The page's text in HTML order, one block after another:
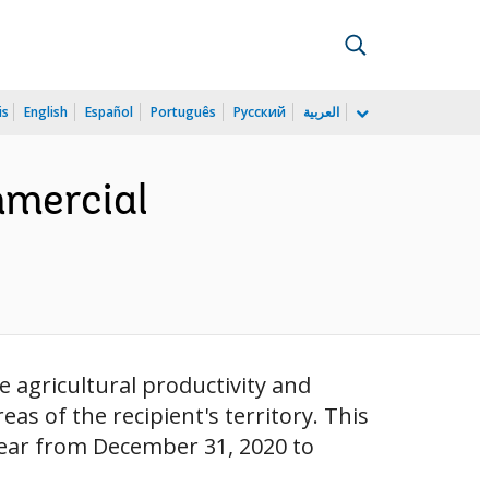
English Español Português Русский العربية
agricultural productivity and
of the recipient's territory. This
from December 31, 2020 to